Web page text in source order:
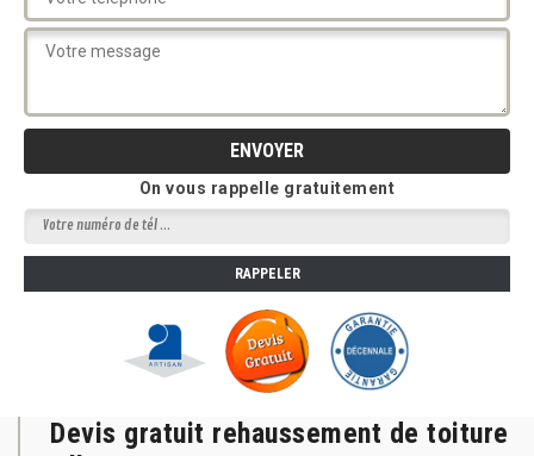
On vous rappelle gratuitement
Devis gratuit rehaussement de toiture